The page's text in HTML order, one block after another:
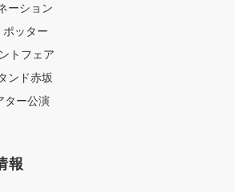
ーション
ッター
トフェア
ンド赤坂
ター公演
報